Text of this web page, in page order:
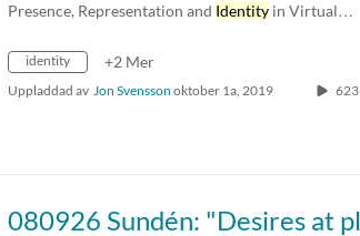
Presence, Representation and Identity in Virtual…
identity +2 Mer
Uppladdad av Jon Svensson oktober 1a, 2019 623